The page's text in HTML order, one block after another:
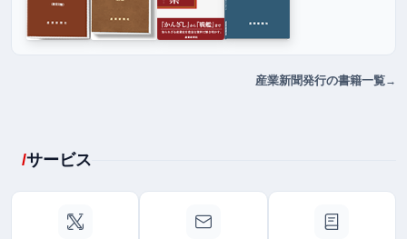
産業新聞発行の書籍一覧
サービス